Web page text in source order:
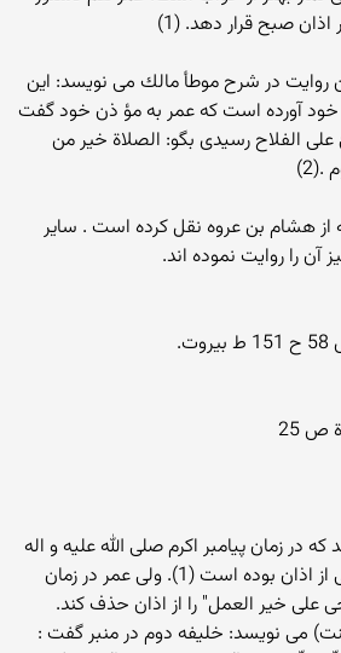
صبح قرار دهد. (1)
روايت در شرح موطأ مالك مى نويسد: اين
آورده است كه عمر به مؤ ذن خود گفت
الفلاح رسيدى بگو: الصلاة خير من
.(2)
از هشام بن عروه نقل كرده است . ساير
را روايت نموده اند.
زمان پیامبر اکرم صلی الله علیه و اله
"حی علی خیر العمل" جزئی از اذان بوده است (1). ولی عمر در زمان
خیر العمل" را از اذان حذف کند.
می نویسد: خليفه دوم در منبر گفت :